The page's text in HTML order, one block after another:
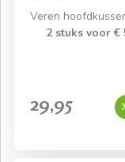
Veren
2 stuks voor €
29,95